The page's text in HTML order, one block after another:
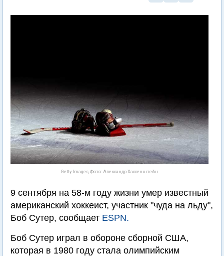
Getty Images, Фото: Александр Хассенштейн
9 сентября на 58-м году жизни умер известный
американский хоккеист, участник "чуда на льду",
Боб Сутер, сообщает ESPN.
Боб Сутер играл в обороне сборной США,
которая в 1980 году стала олимпийским